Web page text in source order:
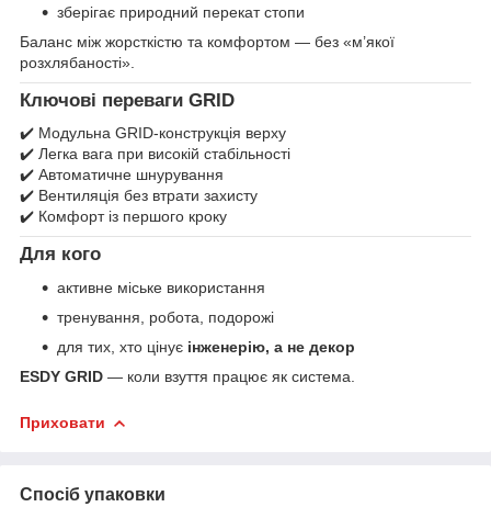
зберігає природний перекат стопи
Баланс між жорсткістю та комфортом — без «м’якої
розхлябаності».
Ключові переваги GRID
✔️ Модульна GRID-конструкція верху
✔️ Легка вага при високій стабільності
✔️ Автоматичне шнурування
✔️ Вентиляція без втрати захисту
✔️ Комфорт із першого кроку
Для кого
активне міське використання
тренування, робота, подорожі
для тих, хто цінує інженерію, а не декор
ESDY GRID — коли взуття працює як система.
Приховати
Спосіб упаковки